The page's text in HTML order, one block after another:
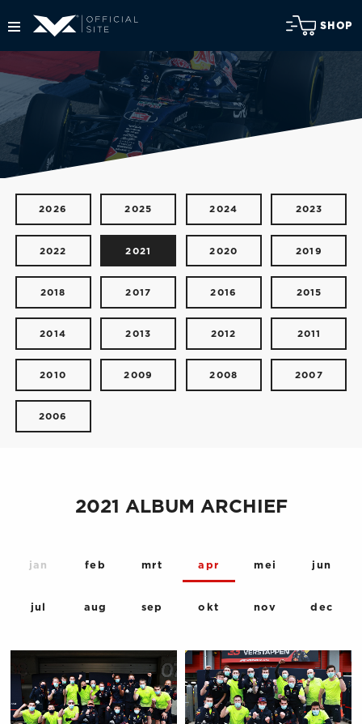
SHOP
2026 2025 2024 2023
2022 2021 2020 2019
2018 2017 2016 2015
2014 2013 2012 2011
2010 2009 2008 2007
2006
2021 ALBUM ARCHIEF
jan feb mrt apr mei jun
jul aug sep okt nov dec